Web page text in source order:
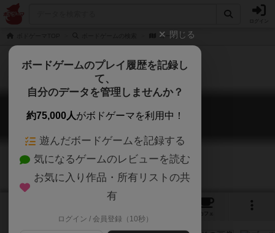
ゴールド
ゴールド
Gold / Eureka
カフェ
閉じる
ボードゲームのプレイ履歴を記録し
て、
自分のデータを管理しませんか？
約75,000人がボドゲーマを利用中！
遊んだボードゲームを記録する
気になるゲームのレビューを読む
お気に入り作品・所有リストの共
有
ログイン / 会員登録（10秒）